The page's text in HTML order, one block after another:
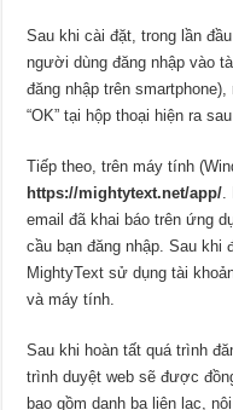
Sau khi cài đặt, trong lần
người dùng đăng nhập vào
đăng nhập trên smartphone),
“OK” tại hộp thoại hiện ra sau
Tiếp theo, trên máy tính
https://mightytext.net/app/
email đã khai báo trên ứng
cầu bạn đăng nhập. Sau khi
MightyText sử dụng tài
và máy tính.
Sau khi hoàn tất quá trình
trình duyệt web sẽ được
bao gồm danh bạ liên lạc,